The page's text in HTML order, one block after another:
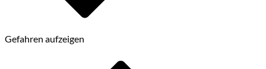
Gefahren aufzeigen